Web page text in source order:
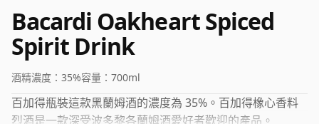
Bacardi Oakheart Spiced
Spirit Drink
酒精濃度： 35%容量： 700ml
百加得瓶裝這款黑蘭姆酒的濃度為 35%。百加得橡心香料
烈酒是一款深受波多黎各蘭姆酒愛好者歡迎的產品。